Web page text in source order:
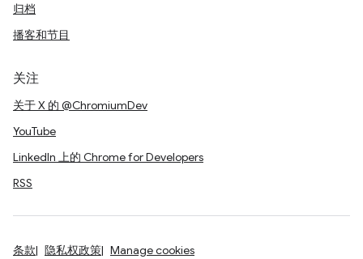
归档
播客和节目
关注
关于 X 的 @ChromiumDev
YouTube
LinkedIn 上的 Chrome for Developers
RSS
条款 隐私权政策 Manage cookies